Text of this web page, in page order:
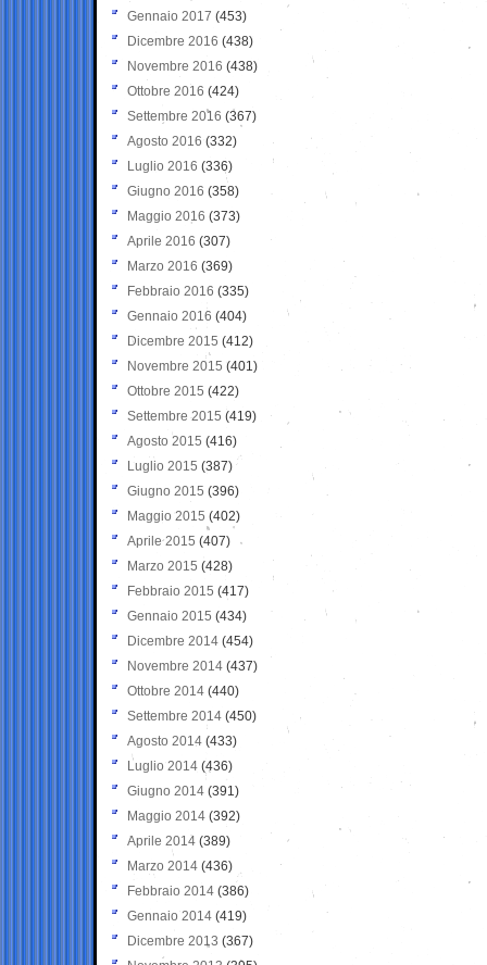
Gennaio 2017 (453)
Dicembre 2016 (438)
Novembre 2016 (438)
Ottobre 2016 (424)
Settembre 2016 (367)
Agosto 2016 (332)
Luglio 2016 (336)
Giugno 2016 (358)
Maggio 2016 (373)
Aprile 2016 (307)
Marzo 2016 (369)
Febbraio 2016 (335)
Gennaio 2016 (404)
Dicembre 2015 (412)
Novembre 2015 (401)
Ottobre 2015 (422)
Settembre 2015 (419)
Agosto 2015 (416)
Luglio 2015 (387)
Giugno 2015 (396)
Maggio 2015 (402)
Aprile 2015 (407)
Marzo 2015 (428)
Febbraio 2015 (417)
Gennaio 2015 (434)
Dicembre 2014 (454)
Novembre 2014 (437)
Ottobre 2014 (440)
Settembre 2014 (450)
Agosto 2014 (433)
Luglio 2014 (436)
Giugno 2014 (391)
Maggio 2014 (392)
Aprile 2014 (389)
Marzo 2014 (436)
Febbraio 2014 (386)
Gennaio 2014 (419)
Dicembre 2013 (367)